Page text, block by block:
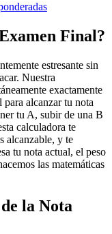
Final?
estresante sin
Nuestra
exactamente
alcanzar tu nota
tu A, subir de una B
calculadora te
alcanzable, y te
tu nota actual, el peso
las matemáticas
la Nota